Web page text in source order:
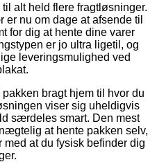
alt held flere fragtløsninger.
nu om dage at afsende til
for dig at hente dine varer
er jo ultra ligetil, og
leveringsmulighed ved
bragt hjem til hvor du
viser sig uheldigvis
særdeles smart. Den mest
at hente pakken selv,
at du fysisk befinder dig